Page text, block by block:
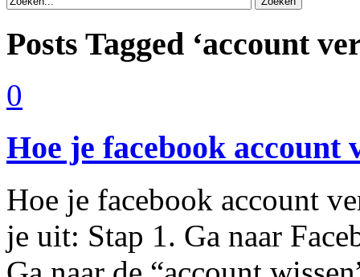
Posts Tagged ‘account
0
Hoe je facebook account
Hoe je facebook account
je uit: Stap 1. Ga naar